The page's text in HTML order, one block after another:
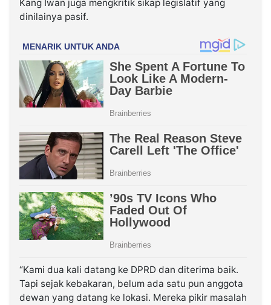
Kang Iwan juga mengkritik sikap legislatif yang
dinilainya pasif.
“Kami dua kali datang ke DPRD dan diterima baik.
Tapi sejak kebakaran, belum ada satu pun anggota
dewan yang datang ke lokasi. Mereka pikir masalah